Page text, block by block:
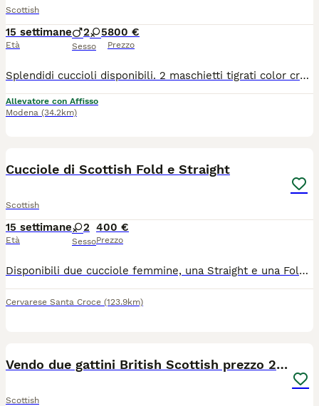
Scottish
15 settimane
Età
2 5
Sesso
800 €
Prezzo
Splendidi cuccioli disponibili. 2 maschietti tigrati color crema 2 femminucce grigie bicolo (una femmina con solo una macchietta sulla zampa) 2 femminucce tigrate 1 femminuccia tigrata bicolor (una macchia sulla fronte) Possibilità di consegna dopo le ferie Prezzo simbolico per mandare avanti l’annuncio, verrà tutto spiegato via chat Rispondo su whatsapp al numero 3485174507
Allevatore con Affisso
Modena (34.2km)
Cucciole di Scottish Fold e Straight
Scottish
15 settimane
Età
2
Sesso
400 €
Prezzo
Disponibili due cucciole femmine, una Straight e una Fold. Nate da genitori entrambi di mia proprietà, sono già indipendenti e molto affettuose. Verranno cedute vaccinate e sverminate.
Cervarese Santa Croce (123.9km)
Vendo due gattini British Scottish prezzo 200euro
Scottish